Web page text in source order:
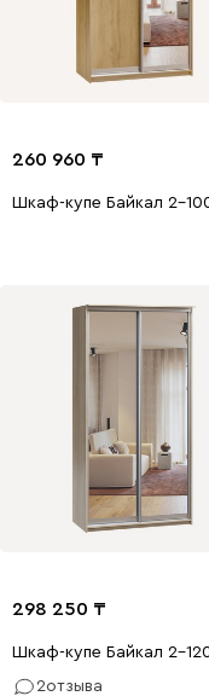
260 960
Шкаф-купе Байкал 2-
298 250
Шкаф-купе Байкал 2-
2отзыва